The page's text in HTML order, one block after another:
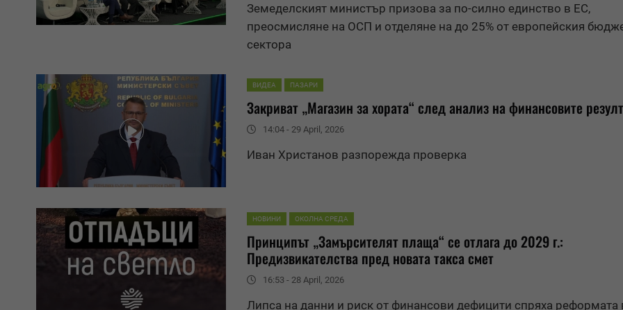
Земеделският министър призова за по-силно единство в ЕС,
преосмисляне на ОСП и отделяне на до 25% от европейския
сектора
ВИДЕА ПАЗАРИ
Закриват „Магазин за хората“ след анализ на финансовите
14:04 - 29 April, 2026
Иван Христанов разпорежда проверка
НОВИНИ ОКОЛНА СРЕДА
Принципът „Замърсителят плаща“ се отлага до 2029 г.:
Предизвикателства пред новата такса смет
16:53 - 28 April, 2026
Липса на данни и риск от финансови дефицити спряха реформата